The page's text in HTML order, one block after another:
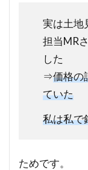
実は土地
担当MR
した
⇒価格の
ていた
私は私で
ためです。